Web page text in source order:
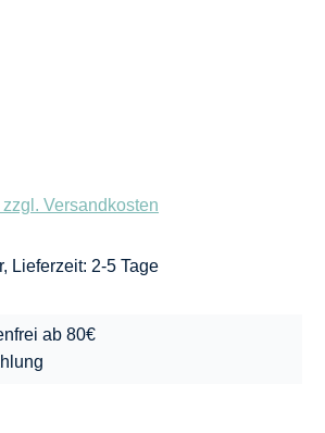
Versandkosten
Lieferzeit: 2-5 Tage
ab 80€